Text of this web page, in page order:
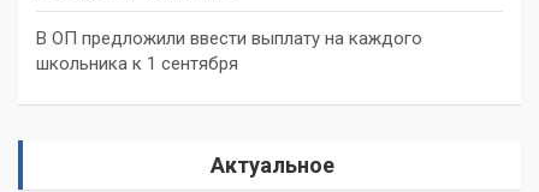
В ОП предложили ввести выплату на каждого
школьника к 1 сентября
Актуальное